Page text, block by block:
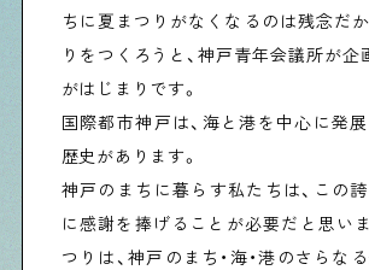
下町コラム
下町の「あの人」が書く連載記
Shitamachi
画です
ちに夏まつりがなくなるのは残念だ
りをつくろうと、神戸青年会議所が企
がはじまりです。
国際都市神戸は、海と港を中心に発
歴史があります。
神戸のまちに暮らす私たちは、この
に感謝を捧げることが必要だと思い
つりは、神戸のまち・海・港のさらな